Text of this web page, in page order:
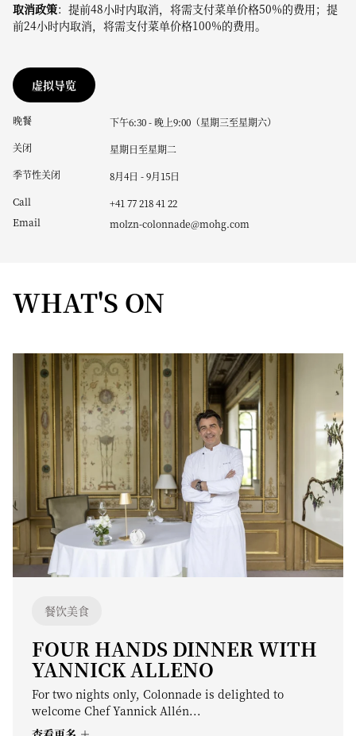
取消政策：提前48小时内取消，将需支付菜单价格50%的费用；提
前24小时内取消，将需支付菜单价格100%的费用。
虚拟导览
晚餐
下午6:30 - 晚上9:00（星期三至星期六）
关闭
星期日至星期二
季节性关闭
8月4日 - 9月15日
Call
+41 77 218 41 22
Email
molzn-colonnade@mohg.com
WHAT'S ON
餐饮美食
FOUR HANDS DINNER WITH
YANNICK ALLENO
For two nights only, Colonnade is delighted to
welcome Chef Yannick Allén...